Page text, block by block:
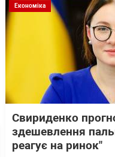
Економіка
Свириденко
здешевлення
реагує на ринок"